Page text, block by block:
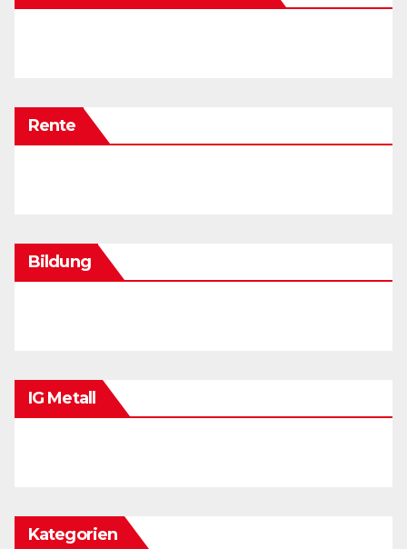
Rente
Bildung
IG Metall
Kategorien